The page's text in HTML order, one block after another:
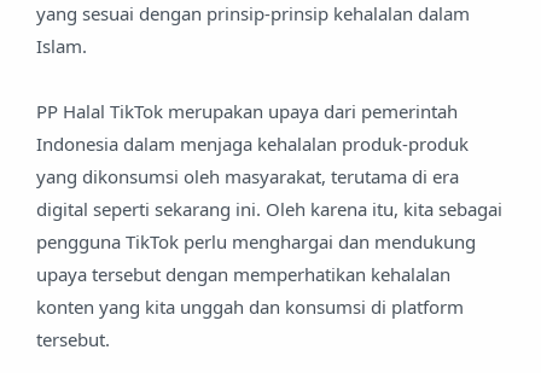
yang sesuai dengan prinsip-prinsip kehalalan dalam
Islam.
PP Halal TikTok merupakan upaya dari pemerintah
Indonesia dalam menjaga kehalalan produk-produk
yang dikonsumsi oleh masyarakat, terutama di era
digital seperti sekarang ini. Oleh karena itu, kita sebagai
pengguna TikTok perlu menghargai dan mendukung
upaya tersebut dengan memperhatikan kehalalan
konten yang kita unggah dan konsumsi di platform
tersebut.